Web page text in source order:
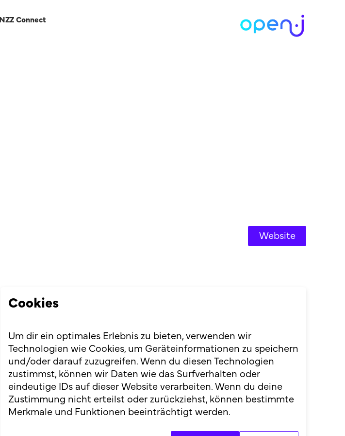
NZZ Connect
Website
Cookies
Um dir ein optimales Erlebnis zu bieten, verwenden wir
Technologien wie Cookies, um Geräteinformationen zu speichern
und/oder darauf zuzugreifen. Wenn du diesen Technologien
zustimmst, können wir Daten wie das Surfverhalten oder
eindeutige IDs auf dieser Website verarbeiten. Wenn du deine
Zustimmung nicht erteilst oder zurückziehst, können bestimmte
Merkmale und Funktionen beeinträchtigt werden.